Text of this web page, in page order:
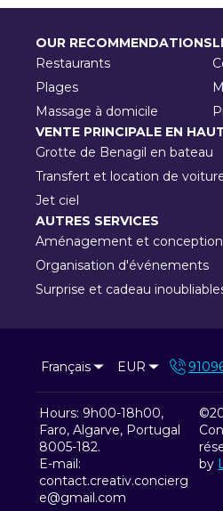
OUR RECOMMENDATIONS
Restaurants
Plages
Massage à domicile
VENTE PRINCIPALE EN
Grotte de Benagil en bateau
Transfert et location de
Jet ciel
AUTRES SERVICES
Aménagement et conception
Organisation d'événements
Surprise et cadeau
Français EUR
Hours: 9h00-18h00,
Faro, Algarve, Portugal
8005-182.
E-mail:
contact.creativ.concierg
e@gmail.com
©
by